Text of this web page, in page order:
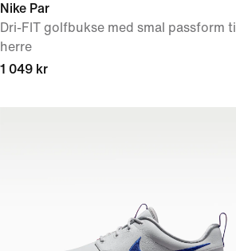
Nike Par
Dri-FIT golfbukse med smal passform til
herre
1 049 kr